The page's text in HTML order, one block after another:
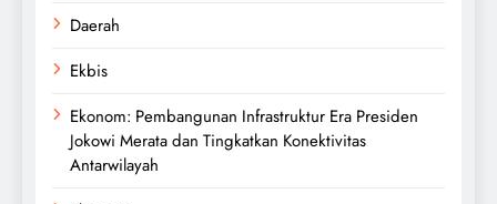
Daerah
Ekbis
Ekonom: Pembangunan Infrastruktur Era Presiden
Jokowi Merata dan Tingkatkan Konektivitas
Antarwilayah